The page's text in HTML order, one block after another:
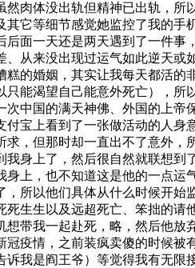
然肉体没出轨但精神已出轨，
其它等细节感觉她监控了我的
面一天还是两天遇到了一件
、从来没出现过运气如此逆天
糕的婚姻，其实让我每天都活
只能渴望自己能意外死亡），
中国的满天神佛、外国的上帝
宝上看到了一张做活动的人身
求，但那时却一直出不了意外
我身上了，然后很自然就联想
身上，也不知道这是他的一点
，所以他们具体从什么时候开
死生生以及远超死亡、笨拙的
想带我一起赴死，略，然后他
冠疫情，之前装疯卖傻的时候被
诉我是阎王爷）等觉得我有无限